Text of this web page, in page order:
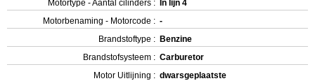
Motortype - Aantal cilinders : In lijn 4
Motorbenaming - Motorcode : -
Brandstoftype : Benzine
Brandstofsysteem : Carburetor
Motor Uitlijning : dwarsgeplaatste